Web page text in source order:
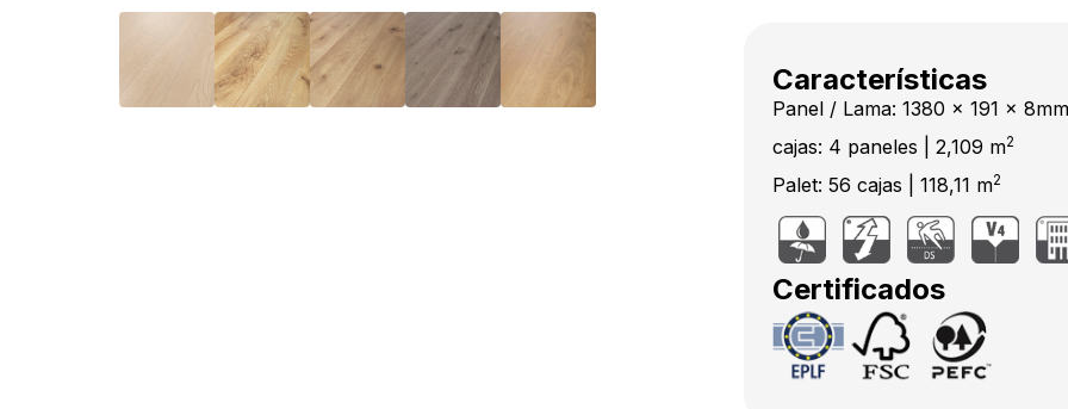
Características
Panel / Lama: 1380 x 191 x 8mm
cajas: 4 paneles | 2,109 m2
Palet: 56 cajas | 118,11 m2
Certificados